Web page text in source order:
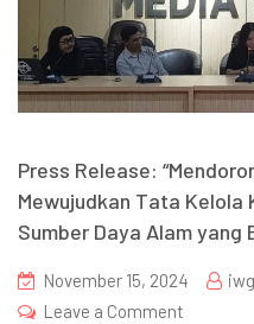
Press Release:
Mewujudkan Tata Kelola
Sumber Daya Alam yang
November 15, 2024
Leave a Comment